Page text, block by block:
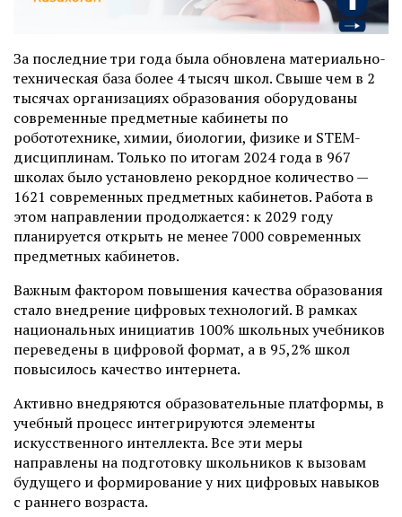
За последние три года была обновлена материально-
техническая база более 4 тысяч школ. Свыше чем в 2
тысячах организациях образования оборудованы
современные предметные кабинеты по
робототехнике, химии, биологии, физике и STEM-
дисциплинам. Только по итогам 2024 года в 967
школах было установлено рекордное количество —
1621 современных предметных кабинетов. Работа в
этом направлении продолжается: к 2029 году
планируется открыть не менее 7000 современных
предметных кабинетов.
Важным фактором повышения качества образования
стало внедрение цифровых технологий. В рамках
национальных инициатив 100% школьных учебников
переведены в цифровой формат, а в 95,2% школ
повысилось качество интернета.
Активно внедряются образовательные платформы, в
учебный процесс интегрируются элементы
искусственного интеллекта. Все эти меры
направлены на подготовку школьников к вызовам
будущего и формирование у них цифровых навыков
с раннего возраста.